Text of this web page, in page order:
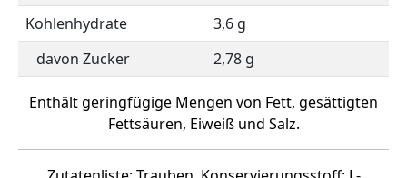
Kohlenhydrate
3,6 g
davon Zucker
2,78 g
Enthält geringfügige Mengen von Fett, gesättigten
Fettsäuren, Eiweiß und Salz.